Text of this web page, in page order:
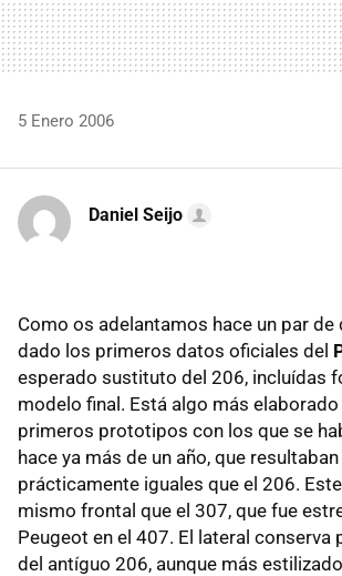
5 Enero 2006
Daniel Seijo
Como os adelantamos hace un par de
dado los primeros datos oficiales del
esperado sustituto del 206, incluídas
modelo final. Está algo más
primeros prototipos con los que se
hace ya más de un año, que
prácticamente iguales que el 206.
mismo frontal que el 307, que fue
Peugeot en el 407. El lateral conserva
del antíguo 206, aunque más